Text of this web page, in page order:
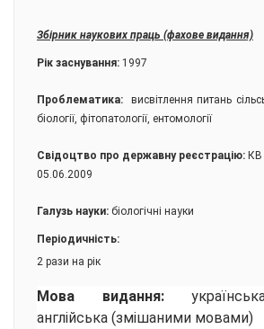
Збірник наукових праць (фахове видання)
Рік заснування: 1997
Проблематика:
висвітлення питань
біології, фітопатології, ентомології
Свідоцтво про державну реєстрацію:
05.06.2009
Галузь науки: біологічні науки
Періодичність:
2 рази на рік
Мова видання:
англійська (змішаними мовами)